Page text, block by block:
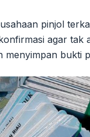
pinjol
agar tak
menyimpan bukti